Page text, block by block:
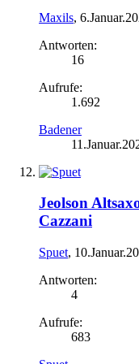
Maxils,
Antworten:
16
Aufrufe:
1.692
Badener
Jeolson
Cazzani
Spuet,
Antworten:
4
Aufrufe:
683